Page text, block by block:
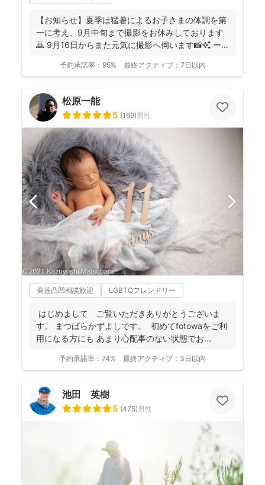
【お知らせ】夏季は猛暑によるお子さまの体調を第
一に考え、9月中旬まで撮影をお休みしております
🙇 9月16日からまた元気に撮影へ伺います📸✨ ー
予約承諾率： 95% 最終アクティブ： 7日以内
松原一能
5 (169)男性
発達凸凹相談歓迎 LGBTQフレンドリー
はじめまして ご覧いただきありがとうございま
す。 まつばらかずよしです。 初めてfotowaをご利
用になる方にも あまり心配事のない状態でお...
予約承諾率： 74% 最終アクティブ： 3日以内
池田 英樹
5 (475)男性